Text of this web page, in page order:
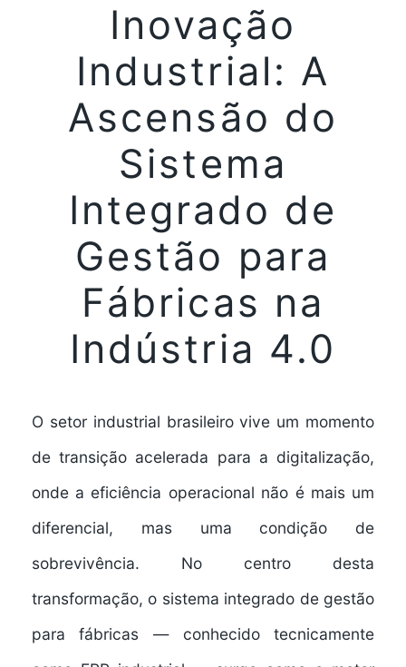
Inovação
Industrial: A
Ascensão do
Sistema
Integrado de
Gestão para
Fábricas na
Indústria 4.0
O setor industrial brasileiro vive um momento
de transição acelerada para a digitalização,
onde a eficiência operacional não é mais um
diferencial, mas uma condição de
sobrevivência. No centro desta
transformação, o sistema integrado de gestão
para fábricas — conhecido tecnicamente